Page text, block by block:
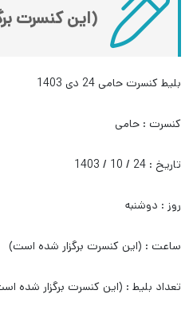
(این کنسرت
بلیط کنسرت حامی 24 دی 1403
کنسرت : حامی
تاریخ : 24 / 10 / 1403
روز : دوشنبه
ساعت : (این کنسرت برگزار شده است)
تعداد بلیط : (این کنسرت برگزار شده